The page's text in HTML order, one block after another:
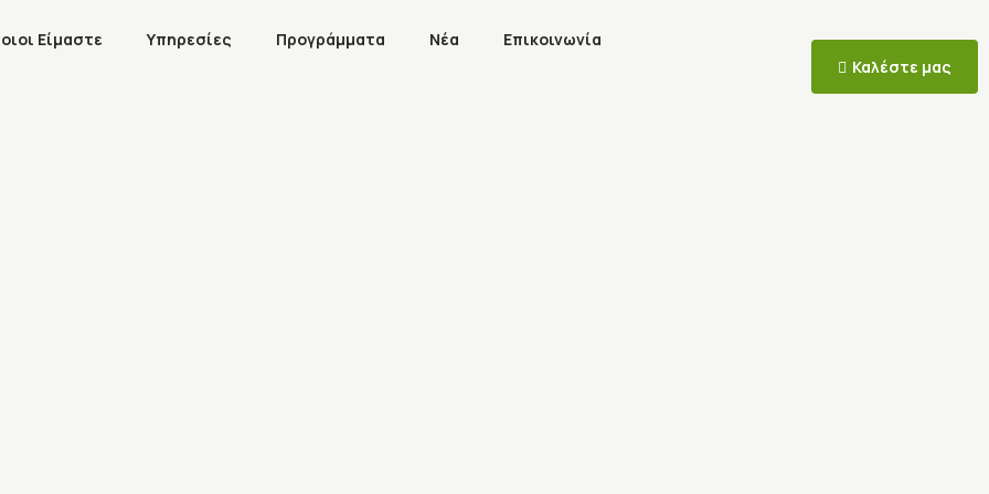
Είμαστε Υπηρεσίες Προγράμματα Νέα
Επικοινωνία
Καλέστε μας